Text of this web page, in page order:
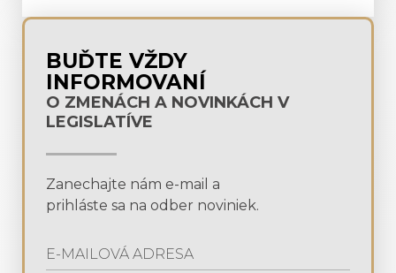
BUĎTE VŽDY
INFORMOVANÍ
O ZMENÁCH A NOVINKÁCH V
LEGISLATÍVE
Zanechajte nám e-mail a
prihláste sa na odber noviniek.